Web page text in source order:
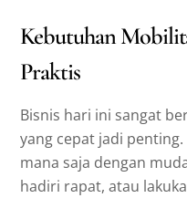
Kebutuhan
Praktis
Bisnis hari ini sangat
yang cepat jadi
mana saja dengan
hadiri rapat, atau